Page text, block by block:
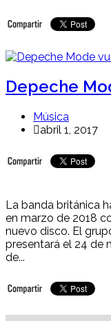
Depeche
Música
abril 1, 2017
La banda británica
en marzo de 2018
nuevo disco. El
presentará el 24 de
de...